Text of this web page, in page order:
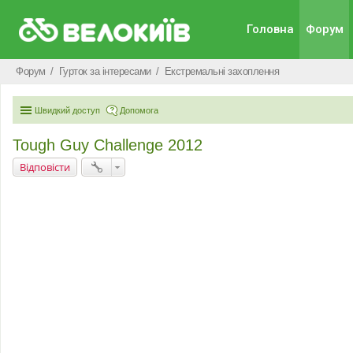
Головна Форум
Форум Гурток за інтересами Екстремальні захоплення
Швидкий доступ Допомога
Tough Guy Challenge 2012
Відповісти